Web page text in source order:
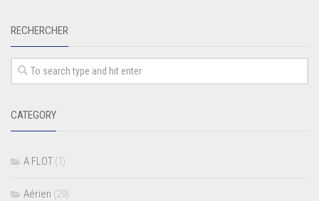
RECHERCHER
CATEGORY
A FLOT (1)
Aérien (29)